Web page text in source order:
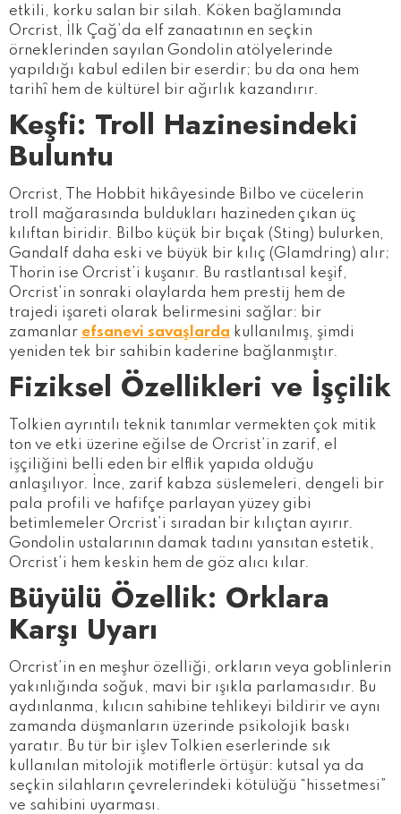
etkili, korku salan bir silah. Köken bağlamında
Orcrist, İlk Çağ’da elf zanaatının en seçkin
örneklerinden sayılan Gondolin atölyelerinde
yapıldığı kabul edilen bir eserdir; bu da ona hem
tarihî hem de kültürel bir ağırlık kazandırır.
Keşfi: Troll Hazinesindeki
Buluntu
Orcrist, The Hobbit hikâyesinde Bilbo ve cücelerin
troll mağarasında buldukları hazineden çıkan üç
kılıftan biridir. Bilbo küçük bir bıçak (Sting) bulurken,
Gandalf daha eski ve büyük bir kılıç (Glamdring) alır;
Thorin ise Orcrist’i kuşanır. Bu rastlantısal keşif,
Orcrist’in sonraki olaylarda hem prestij hem de
trajedi işareti olarak belirmesini sağlar: bir
zamanlar efsanevi savaşlarda kullanılmış, şimdi
yeniden tek bir sahibin kaderine bağlanmıştır.
Fiziksel Özellikleri ve İşçilik
Tolkien ayrıntılı teknik tanımlar vermekten çok mitik
ton ve etki üzerine eğilse de Orcrist’in zarif, el
işçiliğini belli eden bir elflik yapıda olduğu
anlaşılıyor. İnce, zarif kabza süslemeleri, dengeli bir
pala profili ve hafifçe parlayan yüzey gibi
betimlemeler Orcrist’i sıradan bir kılıçtan ayırır.
Gondolin ustalarının damak tadını yansıtan estetik,
Orcrist’i hem keskin hem de göz alıcı kılar.
Büyülü Özellik: Orklara
Karşı Uyarı
Orcrist’in en meşhur özelliği, orkların veya goblinlerin
yakınlığında soğuk, mavi bir ışıkla parlamasıdır. Bu
aydınlanma, kılıcın sahibine tehlikeyi bildirir ve aynı
zamanda düşmanların üzerinde psikolojik baskı
yaratır. Bu tür bir işlev Tolkien eserlerinde sık
kullanılan mitolojik motiflerle örtüşür: kutsal ya da
seçkin silahların çevrelerindeki kötülüğü “hissetmesi”
ve sahibini uyarması.